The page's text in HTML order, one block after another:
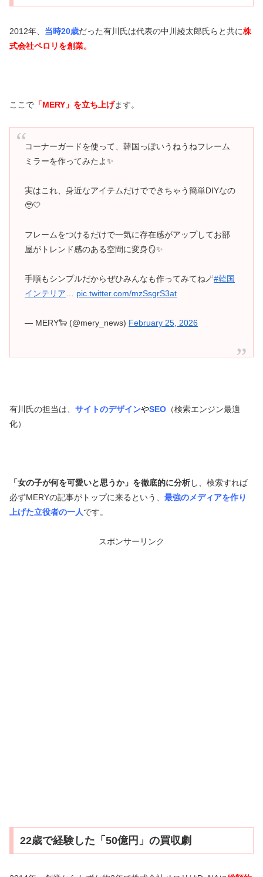
2012年、 当時20歳だった有川氏は代表の中川綾太郎氏らと共に株
式会社ペロリを創業。
ここで 「MERY」を立ち上げます。
コーナーガードを使って、韓国っぽいうねうねフレーム
ミラーを作ってみたよ✨
実はこれ、身近なアイテムだけでできちゃう簡単DIYなの
🥹🤍
フレームをつけるだけで一気に存在感がアップしてお部
屋がトレンド感のある空間に変身🪞✨
手順もシンプルだからぜひみんなも作ってみてね🪄#韓国
インテリア… pic.twitter.com/mzSsgrS3at
— MERY🐑 (@mery_news) February 25, 2026
有川氏の担当は、 サイトのデザインやSEO （検索エンジン最適
化）
「女の子が何を可愛いと思うか」を徹底的に分析し、検索すれば
必ずMERYの記事がトップに来るという、 最強のメディアを作り
上げた立役者の一人です。
スポンサーリンク
22歳で経験した「50億円」の買収劇